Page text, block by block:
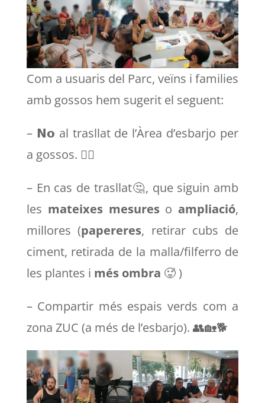
Com a usuaris del Parc, veïns i families
amb gossos hem sugerit el seguent:
– 𝗡𝗼 al trasllat de l’Àrea d’esbarjo per
a gossos. 🙅‍♂️
– En cas de trasllat🤔, que siguin amb
les mateixes mesureso ampliació,
millores (papereres, retirar cubs de
ciment, retirada de la malla/filferro de
les plantes i més ombra 🥵 )
– Compartir més espais verds com a
zona ZUC (a més de l’esbarjo). 👥🏡🐕